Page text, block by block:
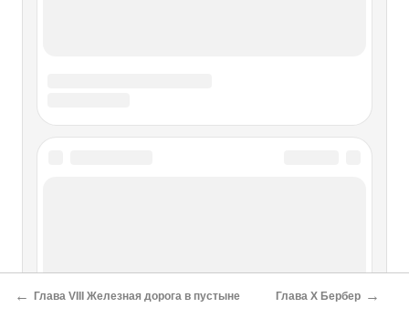
← Глава VIII Железная дорога в пустыне Глава X Бербер →